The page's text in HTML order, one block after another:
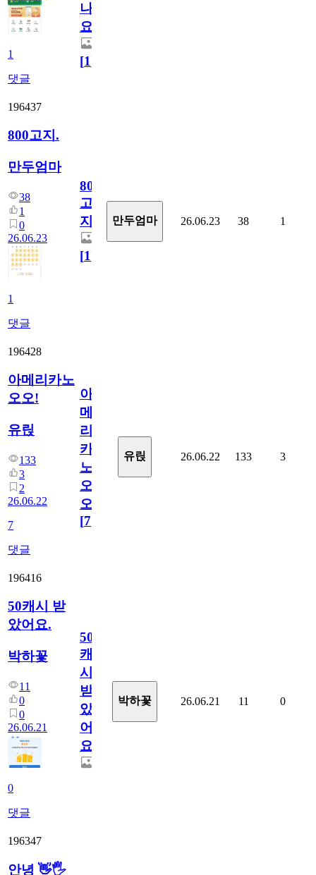
1
댓글
나
요)
[1]
196437
800고지.
만두엄마
38
1
0
26.06.23
1
댓글
800
고
지.
[1]
만두엄마 26.06.23 38 1
196428
아메리카노
오오!
유릱
133
3
2
26.06.22
7
댓글
아
메
리
카
노
오
오!
[7]
유릱 26.06.22 133 3
196416
50캐시 받
았어요.
박하꽃
11
0
0
26.06.21
0
댓글
50
캐
시
받
았
어
요.
박하꽃 26.06.21 11 0
196347
안녕 👋🖐